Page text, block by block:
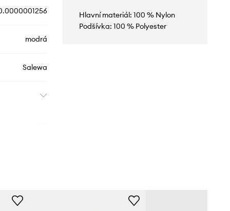
modrá
Salewa
Hlavní materiál: 100 % Nylon
Podšívka: 100 % Polyester